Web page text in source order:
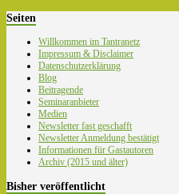
Seiten
Willkommen im Tantranetz
Impressum & Disclaimer
Datenschutzerklärung
Blog
Beitragende
Seminaranbieter
Medien
Newsletter fast geschafft
Newsletter Anmeldung bestätigt
Informationen für Gastautoren
Archiv (2015 und älter)
Bisher veröffentlicht